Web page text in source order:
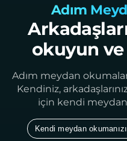
Adım
okuyun
Adım meydan
Kendiniz,
için kendi
Kendi meydan